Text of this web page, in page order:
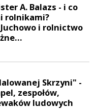
A. Balazs - i co
rolnikami?
i rolnictwo
Skrzyni" -
zespołów,
ludowych